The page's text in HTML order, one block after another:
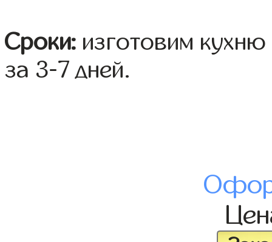
Сроки: изготовим
за 3-7 дней.